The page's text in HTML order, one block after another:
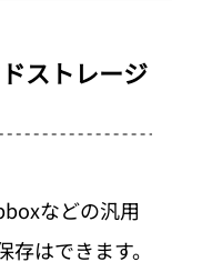
ストレージ
などの汎用
はできます。